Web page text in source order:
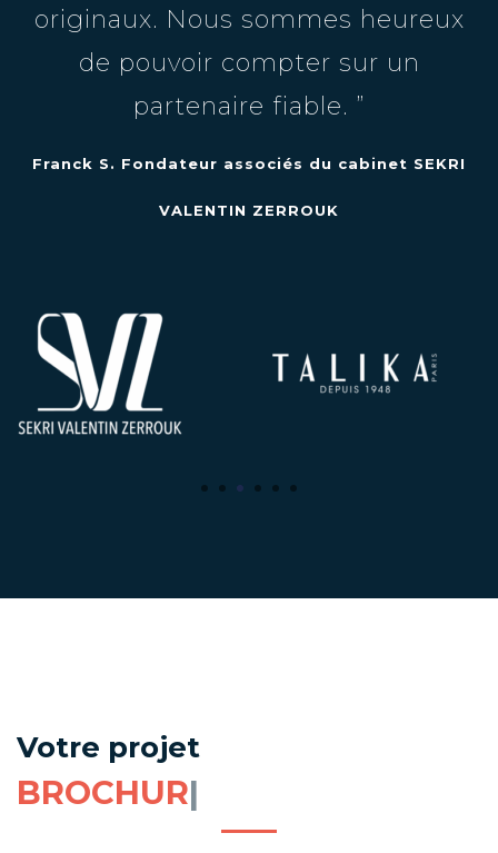
originaux. Nous sommes heureux
de pouvoir compter sur un
partenaire fiable. ”
Franck S. Fondateur associés du cabinet SEKRI
VALENTIN ZERROUK
1 2 3 4 5
Votre projet
E-M|